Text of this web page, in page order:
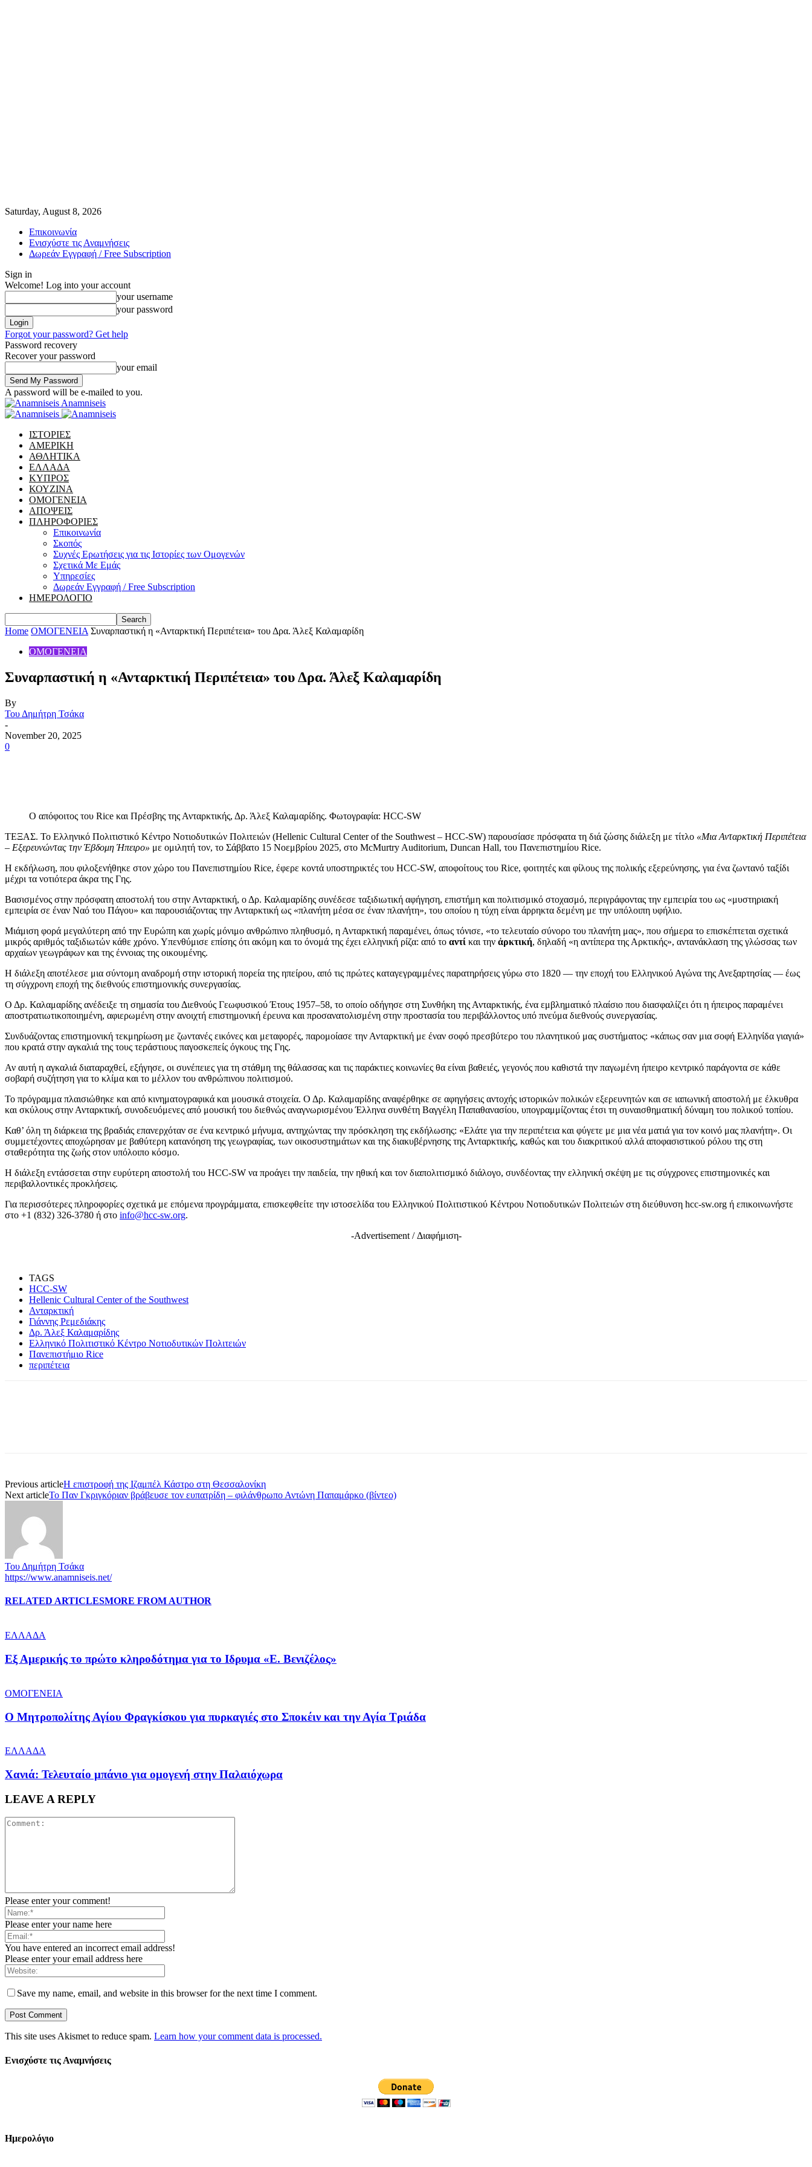
Saturday, August 8, 2026
Επικοινωνία
Ενισχύστε τις Αναμνήσεις
Δωρεάν Εγγραφή / Free Subscription
Sign in
Welcome! Log into your account
your username
your password
Forgot your password? Get help
Password recovery
Recover your password
your email
A password will be e-mailed to you.
Anamniseis
ΙΣΤΟΡΙΕΣ
ΑΜΕΡΙΚΗ
ΑΘΛΗΤΙΚΑ
ΕΛΛΑΔΑ
ΚΥΠΡΟΣ
ΚΟΥΖΙΝΑ
ΟΜΟΓΕΝΕΙΑ
ΑΠΟΨΕΙΣ
ΠΛΗΡΟΦΟΡΙΕΣ
Επικοινωνία
Σκοπός
Συχνές Ερωτήσεις για τις Ιστορίες των Ομογενών
Σχετικά Με Εμάς
Υπηρεσίες
Δωρεάν Εγγραφή / Free Subscription
ΗΜΕΡΟΛΟΓΙΟ
Home ΟΜΟΓΕΝΕΙΑ Συναρπαστική η «Ανταρκτική Περιπέτεια» του Δρα. Άλεξ Καλαμαρίδη
ΟΜΟΓΕΝΕΙΑ
Συναρπαστική η «Ανταρκτική Περιπέτεια» του Δρα. Άλεξ Καλαμαρίδη
By
Του Δημήτρη Τσάκα
-
November 20, 2025
0
Ο απόφοιτος του Rice και Πρέσβης της Ανταρκτικής, Δρ. Άλεξ Καλαμαρίδης. Φωτογραφία: HCC-SW
ΤΕΞΑΣ. Το Ελληνικό Πολιτιστικό Κέντρο Νοτιοδυτικών Πολιτειών (Hellenic Cultural Center of the Southwest – HCC-SW) παρουσίασε πρόσφατα τη διά ζώσης διάλεξη με τίτλο «Μια Ανταρκτική Περιπέτεια
– Εξερευνώντας την Έβδομη Ήπειρο» με ομιλητή τον, το Σάββατο 15 Νοεμβρίου 2025, στο McMurtry Auditorium, Duncan Hall, του Πανεπιστημίου Rice.
Η εκδήλωση, που φιλοξενήθηκε στον χώρο του Πανεπιστημίου Rice, έφερε κοντά υποστηρικτές του HCC-SW, αποφοίτους του Rice, φοιτητές και φίλους της πολικής εξερεύνησης, για ένα ζωντανό ταξίδι
μέχρι τα νοτιότερα άκρα της Γης.
Βασισμένος στην πρόσφατη αποστολή του στην Ανταρκτική, ο Δρ. Καλαμαρίδης συνέδεσε ταξιδιωτική αφήγηση, επιστήμη και πολιτισμικό στοχασμό, περιγράφοντας την εμπειρία του ως «μυστηριακή
εμπειρία σε έναν Ναό του Πάγου» και παρουσιάζοντας την Ανταρκτική ως «πλανήτη μέσα σε έναν πλανήτη», του οποίου η τύχη είναι άρρηκτα δεμένη με την υπόλοιπη υφήλιο.
Μιάμιση φορά μεγαλύτερη από την Ευρώπη και χωρίς μόνιμο ανθρώπινο πληθυσμό, η Ανταρκτική παραμένει, όπως τόνισε, «το τελευταίο σύνορο του πλανήτη μας», που σήμερα το επισκέπτεται σχετικά
μικρός αριθμός ταξιδιωτών κάθε χρόνο. Υπενθύμισε επίσης ότι ακόμη και το όνομά της έχει ελληνική ρίζα: από το αντί και την ἀρκτική, δηλαδή «η αντίπερα της Αρκτικής», αντανάκλαση της γλώσσας των
αρχαίων γεωγράφων και της έννοιας της οικουμένης.
Η διάλεξη αποτέλεσε μια σύντομη αναδρομή στην ιστορική πορεία της ηπείρου, από τις πρώτες καταγεγραμμένες παρατηρήσεις γύρω στο 1820 — την εποχή του Ελληνικού Αγώνα της Ανεξαρτησίας — έως
τη σύγχρονη εποχή της διεθνούς επιστημονικής συνεργασίας.
Ο Δρ. Καλαμαρίδης ανέδειξε τη σημασία του Διεθνούς Γεωφυσικού Έτους 1957–58, το οποίο οδήγησε στη Συνθήκη της Ανταρκτικής, ένα εμβληματικό πλαίσιο που διασφαλίζει ότι η ήπειρος παραμένει
αποστρατιωτικοποιημένη, αφιερωμένη στην ανοιχτή επιστημονική έρευνα και προσανατολισμένη στην προστασία του περιβάλλοντος υπό πνεύμα διεθνούς συνεργασίας.
Συνδυάζοντας επιστημονική τεκμηρίωση με ζωντανές εικόνες και μεταφορές, παρομοίασε την Ανταρκτική με έναν σοφό πρεσβύτερο του πλανητικού μας συστήματος: «κάπως σαν μια σοφή Ελληνίδα γιαγιά»
που κρατά στην αγκαλιά της τους τεράστιους παγοσκεπείς όγκους της Γης.
Αν αυτή η αγκαλιά διαταραχθεί, εξήγησε, οι συνέπειες για τη στάθμη της θάλασσας και τις παράκτιες κοινωνίες θα είναι βαθειές, γεγονός που καθιστά την παγωμένη ήπειρο κεντρικό παράγοντα σε κάθε
σοβαρή συζήτηση για το κλίμα και το μέλλον του ανθρώπινου πολιτισμού.
Το πρόγραμμα πλαισιώθηκε και από κινηματογραφικά και μουσικά στοιχεία. Ο Δρ. Καλαμαρίδης αναφέρθηκε σε αφηγήσεις αντοχής ιστορικών πολικών εξερευνητών και σε ιαπωνική αποστολή με έλκυθρα
και σκύλους στην Ανταρκτική, συνοδευόμενες από μουσική του διεθνώς αναγνωρισμένου Έλληνα συνθέτη Βαγγέλη Παπαθανασίου, υπογραμμίζοντας έτσι τη συναισθηματική δύναμη του πολικού τοπίου.
Καθ’ όλη τη διάρκεια της βραδιάς επανερχόταν σε ένα κεντρικό μήνυμα, αντηχώντας την πρόσκληση της εκδήλωσης: «Ελάτε για την περιπέτεια και φύγετε με μια νέα ματιά για τον κοινό μας πλανήτη». Οι
συμμετέχοντες αποχώρησαν με βαθύτερη κατανόηση της γεωγραφίας, των οικοσυστημάτων και της διακυβέρνησης της Ανταρκτικής, καθώς και του διακριτικού αλλά αποφασιστικού ρόλου της στη
σταθερότητα της ζωής στον υπόλοιπο κόσμο.
Η διάλεξη εντάσσεται στην ευρύτερη αποστολή του HCC-SW να προάγει την παιδεία, την ηθική και τον διαπολιτισμικό διάλογο, συνδέοντας την ελληνική σκέψη με τις σύγχρονες επιστημονικές και
περιβαλλοντικές προκλήσεις.
Για περισσότερες πληροφορίες σχετικά με επόμενα προγράμματα, επισκεφθείτε την ιστοσελίδα του Ελληνικού Πολιτιστικού Κέντρου Νοτιοδυτικών Πολιτειών στη διεύθυνση hcc-sw.org ή επικοινωνήστε
στο +1 (832) 326-3780 ή στο info@hcc-sw.org.
-Advertisement / Διαφήμιση-
TAGS
HCC-SW
Hellenic Cultural Center of the Southwest
Ανταρκτική
Γιάννης Ρεμεδιάκης
Δρ. Άλεξ Καλαμαρίδης
Ελληνικό Πολιτιστικό Κέντρο Νοτιοδυτικών Πολιτειών
Πανεπιστήμιο Rice
περιπέτεια
Previous articleΗ επιστροφή της Ιζαμπέλ Κάστρο στη Θεσσαλονίκη
Next articleΤο Παν Γκριγκόριαν βράβευσε τον ευπατρίδη – φιλάνθρωπο Αντώνη Παπαμάρκο (βίντεο)
Του Δημήτρη Τσάκα
https://www.anamniseis.net/
RELATED ARTICLESMORE FROM AUTHOR
ΕΛΛΑΔΑ
Εξ Αμερικής το πρώτο κληροδότημα για το Ιδρυμα «Ε. Βενιζέλος»
ΟΜΟΓΕΝΕΙΑ
Ο Μητροπολίτης Αγίου Φραγκίσκου για πυρκαγιές στο Σποκέιν και την Αγία Τριάδα
ΕΛΛΑΔΑ
Χανιά: Τελευταίο μπάνιο για ομογενή στην Παλαιόχωρα
LEAVE A REPLY
Please enter your comment!
Please enter your name here
You have entered an incorrect email address!
Please enter your email address here
Save my name, email, and website in this browser for the next time I comment.
This site uses Akismet to reduce spam. Learn how your comment data is processed.
Ενισχύστε τις Αναμνήσεις
Ημερολόγιο